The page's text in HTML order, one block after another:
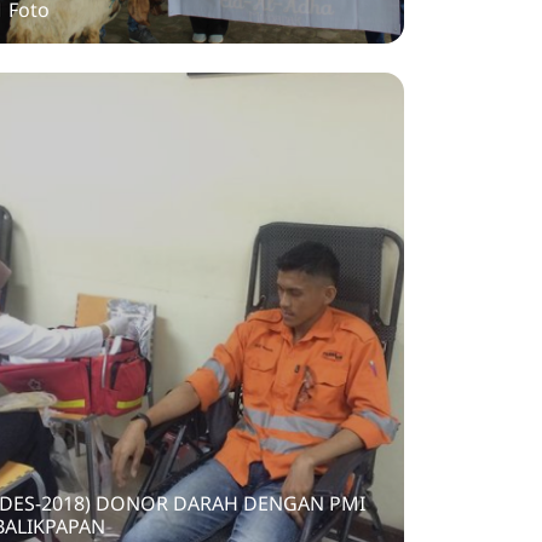
Foto
2018) DONOR DARAH DENGAN PMI